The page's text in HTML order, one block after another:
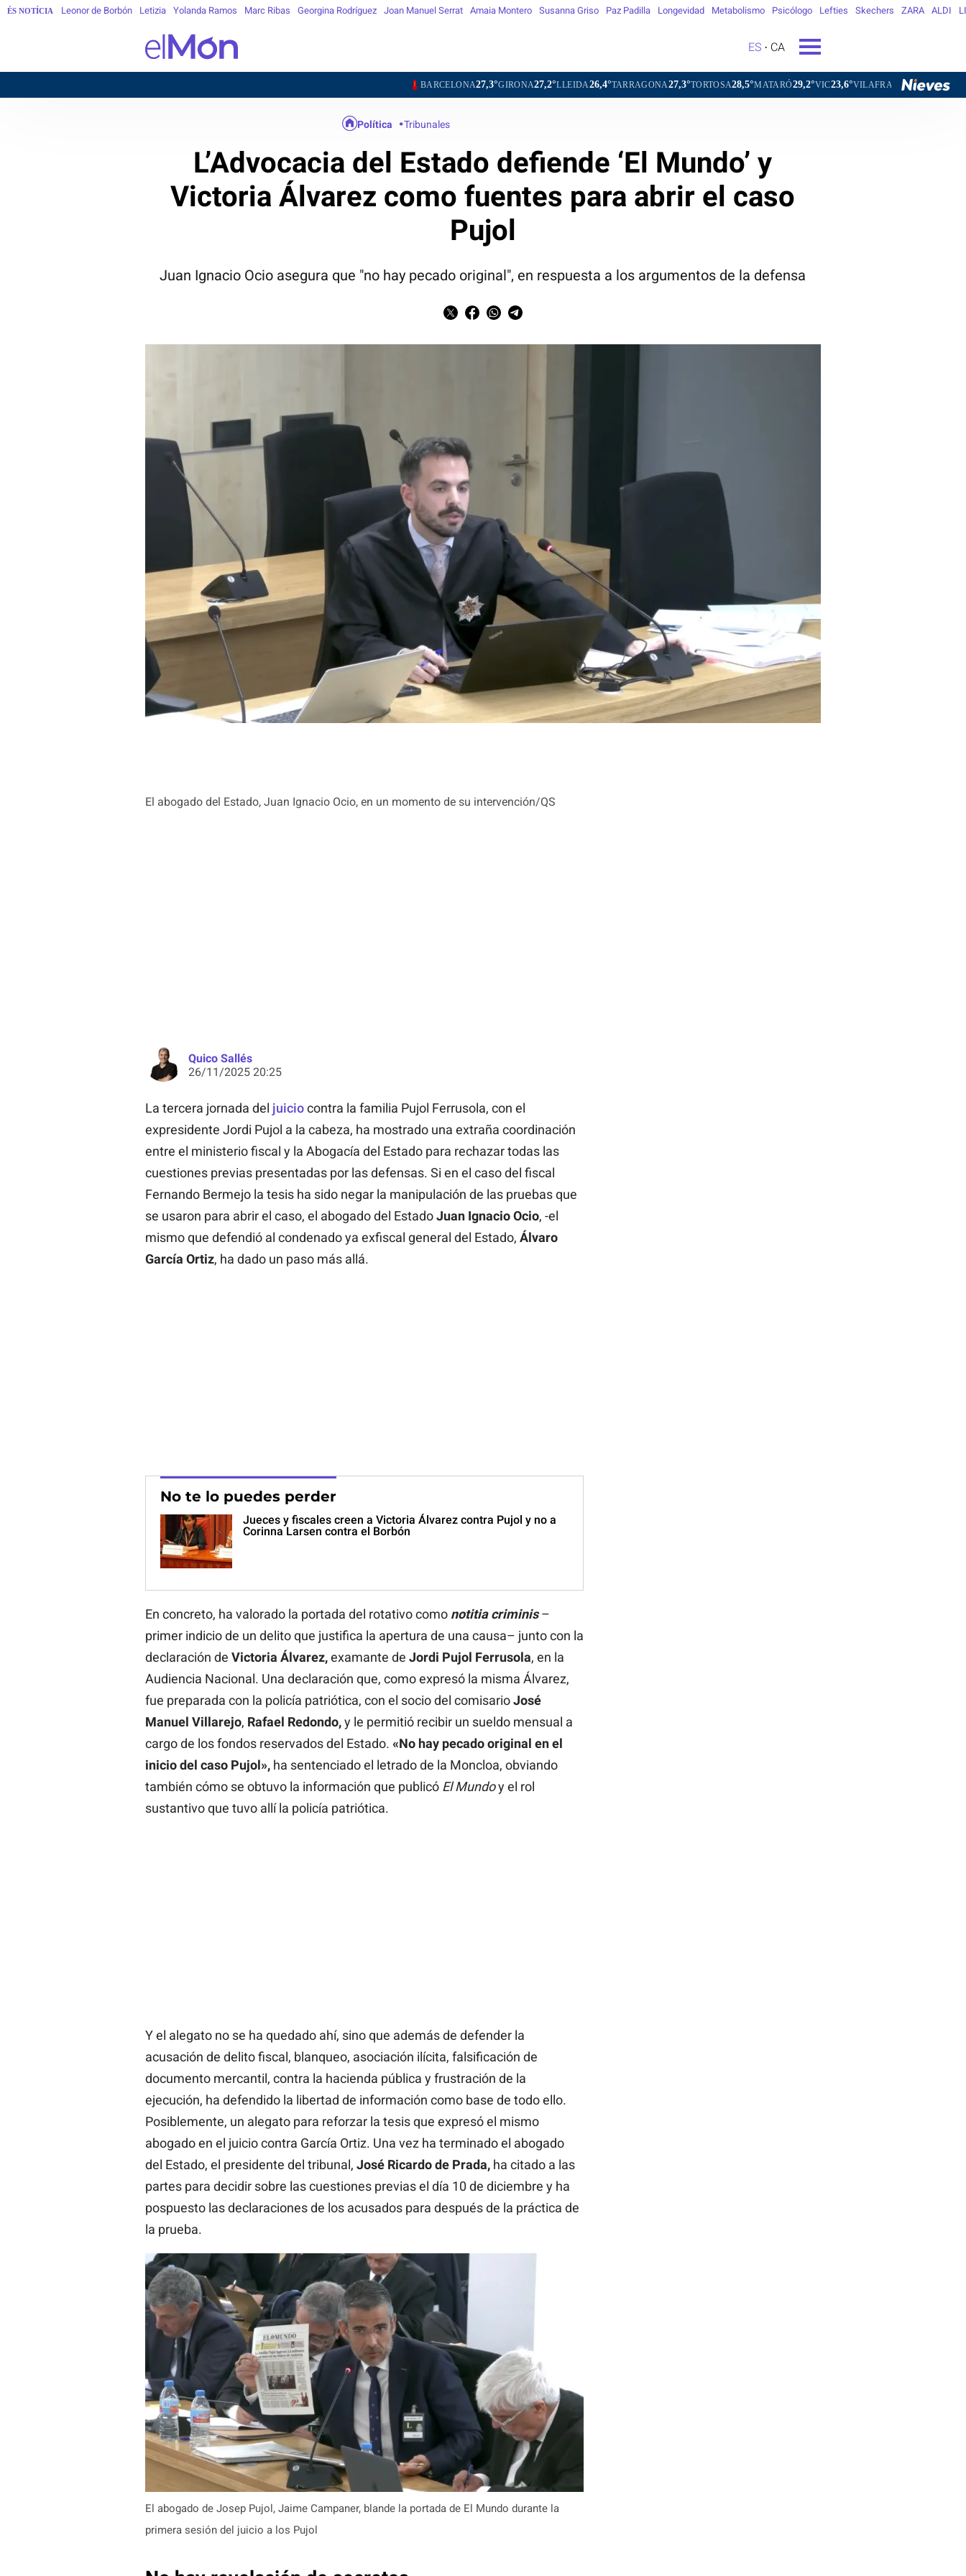
ÉS NOTÍCIA Leonor de Borbón Letizia Yolanda Ramos Marc Ribas Georgina Rodríguez Joan Manuel Serrat Amaia Montero Susanna Griso Paz Padilla Longevidad Metabolismo Psicólogo Lefties Skechers ZARA ALDI
ES CA
BARCELONA27,3°GIRONA27,2°LLEIDA26,4°TARRAGONA27,3°TORTOSA28,5°MATARÓ29,2°VIC23,6°VILAFRANCA DEL PENEDÈS26,1°
El abogado del Estado, Juan Ignacio Ocio, en un momento de su intervención/QS
Política Tribunales
L’Advocacia del Estado defiende ‘El Mundo’ y
Victoria Álvarez como fuentes para abrir el caso
Pujol
Juan Ignacio Ocio asegura que "no hay pecado original", en respuesta a los argumentos de la defensa
Quico Sallés
26/11/2025 20:25
La tercera jornada del juiciocontra la familia Pujol Ferrusola, con el
expresidente Jordi Pujol a la cabeza, ha mostrado una extraña coordinación
entre el ministerio fiscal y la Abogacía del Estado para rechazar todas las
cuestiones previas presentadas por las defensas. Si en el caso del fiscal
Fernando Bermejo la tesis ha sido negar la manipulación de las pruebas que
se usaron para abrir el caso, el abogado del EstadoJuan Ignacio Ocio, -el
mismo que defendió al condenado ya exfiscal general del Estado, Álvaro
García Ortiz, ha dado un paso más allá.
No te lo puedes perder
Jueces y fiscales creen a Victoria Álvarez contra Pujol y no a
Corinna Larsen contra el Borbón
En concreto, ha valorado la portada del rotativo como notitia criminis–
primer indicio de un delito que justifica la apertura de una causa– junto con la
declaración de Victoria Álvarez,examante de Jordi Pujol Ferrusola, en la
Audiencia Nacional. Una declaración que, como expresó la misma Álvarez,
fue preparada con la policía patriótica, con el socio del comisarioJosé
Manuel Villarejo, Rafael Redondo,y le permitió recibir un sueldo mensual a
cargo de los fondos reservados del Estado. «No hay pecado original en el
inicio del caso Pujol»,ha sentenciado el letrado de la Moncloa, obviando
también cómo se obtuvo la información que publicó El Mundoy el rol
sustantivo que tuvo allí la policía patriótica.
Y el alegato no se ha quedado ahí, sino que además de defender la
acusación de delito fiscal, blanqueo, asociación ilícita, falsificación de
documento mercantil, contra la hacienda pública y frustración de la
ejecución, ha defendido la libertad de información como base de todo ello.
Posiblemente, un alegato para reforzar la tesis que expresó el mismo
abogado en el juicio contra García Ortiz. Una vez ha terminado el abogado
del Estado, el presidente del tribunal, José Ricardo de Prada,ha citado a las
partes para decidir sobre las cuestiones previas el día 10 de diciembre y ha
pospuesto las declaraciones de los acusados para después de la práctica de
la prueba.
El abogado de Josep Pujol, Jaime Campaner, blande la portada de El Mundo durante la
primera sesión del juicio a los Pujol